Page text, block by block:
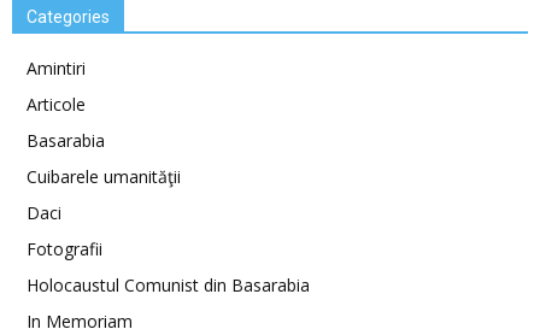
Categories
Amintiri
Articole
Basarabia
Cuibarele umanităţii
Daci
Fotografii
Holocaustul Comunist din Basarabia
In Memoriam